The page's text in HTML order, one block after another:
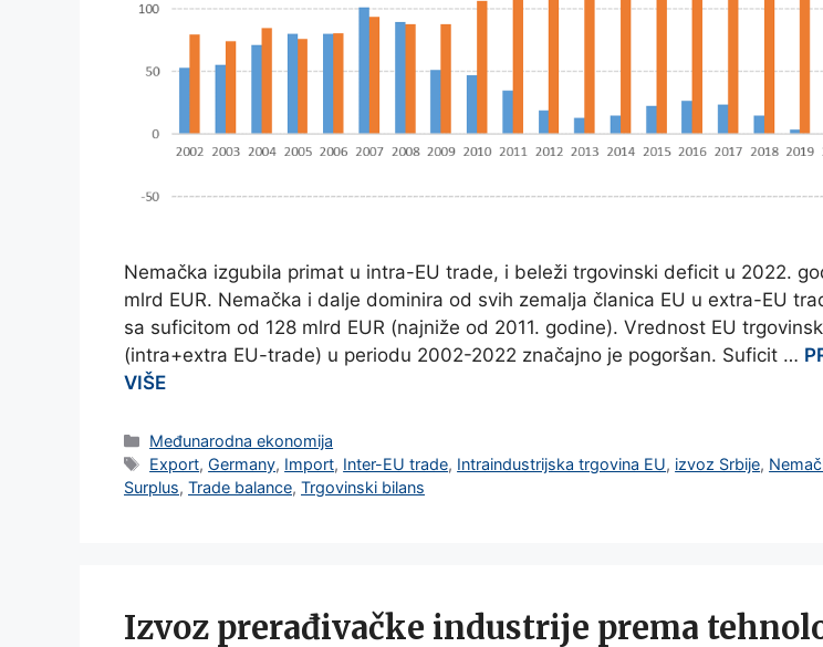
Nemačka izgubila primat u intra-EU trade, i beleži trgovinski deficit u 2022.
mlrd EUR. Nemačka i dalje dominira od svih zemalja članica EU u extra-EU
sa suficitom od 128 mlrd EUR (najniže od 2011. godine). Vrednost EU
(intra+extra EU-trade) u periodu 2002-2022 značajno je pogoršan. Suficit …
VIŠE
Categories
Međunarodna ekonomija
Tags
Export,Germany, Import, Inter-EU trade, Intraindustrijska trgovina EU, izvoz Srbije,
Surplus, Trade balance, Trgovinski bilans
Izvoz prerađivačke industrije prema